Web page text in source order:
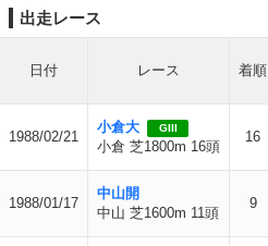
出走レース
日付 レース 着順
1988/02/21
小倉大 GIII
小倉 芝1800m 16頭
16
1988/01/17
中山開
中山 芝1600m 11頭
9